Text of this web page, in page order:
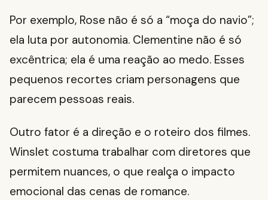
Por exemplo, Rose não é só a “moça do navio”;
ela luta por autonomia. Clementine não é só
excêntrica; ela é uma reação ao medo. Esses
pequenos recortes criam personagens que
parecem pessoas reais.
Outro fator é a direção e o roteiro dos filmes.
Winslet costuma trabalhar com diretores que
permitem nuances, o que realça o impacto
emocional das cenas de romance.